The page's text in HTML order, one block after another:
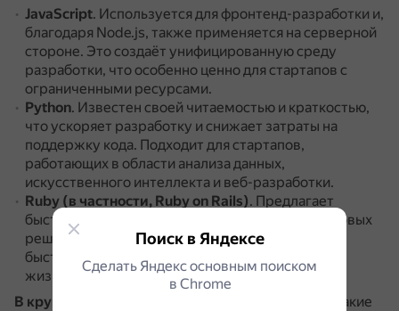
JavaScript. Используется для фронтенд-разработки и,
благодаря Node.js, также применяется на серверной
стороне. Это создаёт унифицированную среду
разработки, что особенно ценно для стартапов с
ограниченными ресурсами.
Python. Известен своей читаемостью и краткостью,
что ускоряет разработку и снижает затраты на
поддержку кода. Подходит для стартапов,
работающих в области анализа данных,
искусственного интеллекта и веб-разработки.
Ruby (в частности, Ruby on Rails). Предлагает
быструю разработку благодаря множеству готовых
решений и библиотек.Это отличный выбор для
быстрого запуска MVP (минимально
жизнеспособного продукта).
В крупных корпорациях
популярны, например, такие
Поиск в Яндексе
Сделать Яндекс основным поиском
в Сhrome